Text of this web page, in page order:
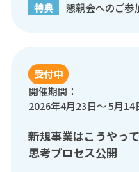
特典
懇親会へのご参
受付中
開催期間：
2026年4月23日〜 5月14
新規事業はこうやっ
思考プロセス公開